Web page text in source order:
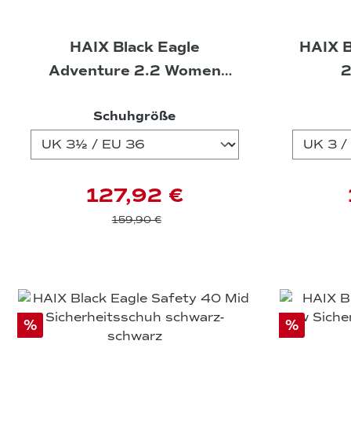
HAIX Black Eagle
Adventure 2.2 Women
Schuhgrößeauswählen
127,92 €
159,90 €
HAIX
% %